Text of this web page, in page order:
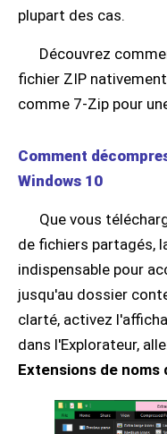
plupart des cas.
Découvrez
fichier ZIP
comme 7-Zip pour
Comment
Windows 10
Que vous
de fichiers partagés,
indispensable pour
jusqu'au dossier
clarté, activez
dans l'Explorateur,
Extensions de noms